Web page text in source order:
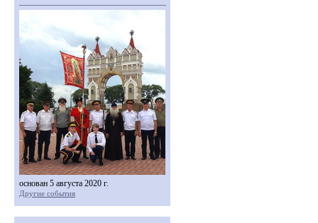
основан 5 августа 2020 г.
Другие события